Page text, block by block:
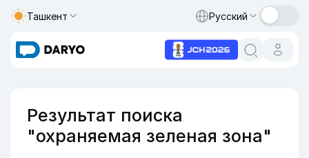
Ташкент Русский
Результат поиска
"охраняемая зеленая зона"